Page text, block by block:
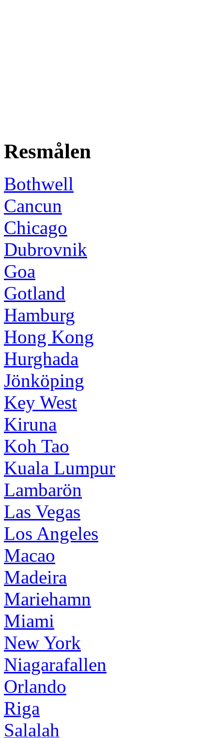
Resmålen
Bothwell
Cancun
Chicago
Dubrovnik
Goa
Gotland
Hamburg
Hong Kong
Hurghada
Jönköping
Key West
Kiruna
Koh Tao
Kuala Lumpur
Lambarön
Las Vegas
Los Angeles
Macao
Madeira
Mariehamn
Miami
New York
Niagarafallen
Orlando
Riga
Salalah